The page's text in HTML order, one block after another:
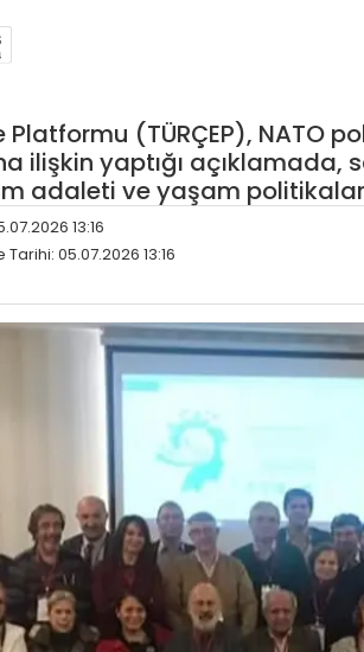
Platformu (TÜRÇEP), NATO
ilişkin yaptığı açıklamada,
adaleti ve yaşam
13:16
05.07.2026 13:16